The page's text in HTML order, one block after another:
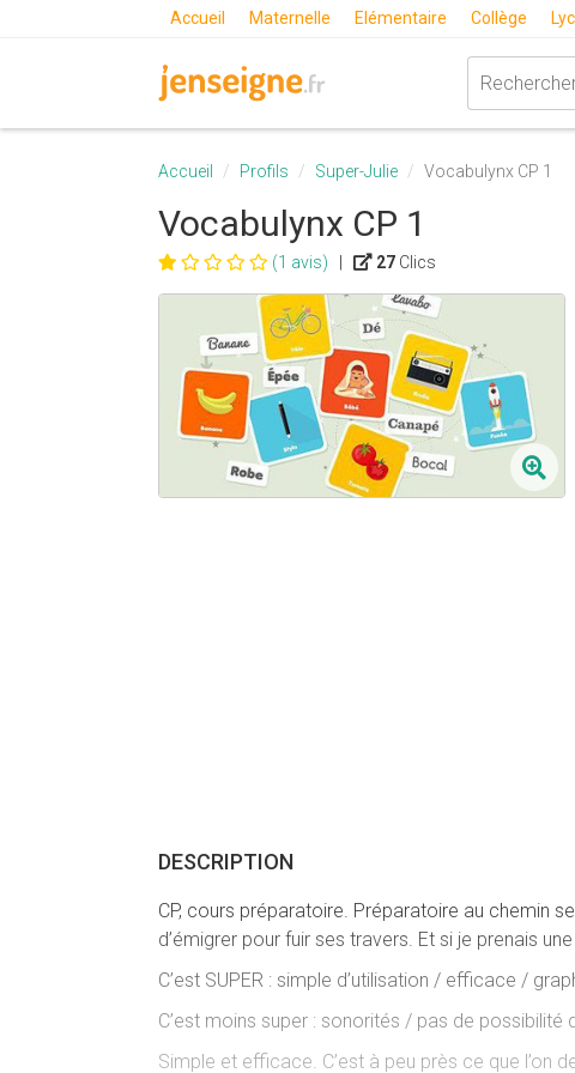
Accueil Maternelle Elémentaire Collège
Accueil Profils Super-Julie Vocabulynx CP 1
Vocabulynx CP 1
(1 avis) 27 Clics
DESCRIPTION
CP, cours préparatoire. Préparatoire au chemin
d’émigrer pour fuir ses travers. Et si je prenais
C’est SUPER : simple d’utilisation / efficace /
C’est moins super : sonorités / pas de
Simple et efficace. C’est à peu près ce que l’on